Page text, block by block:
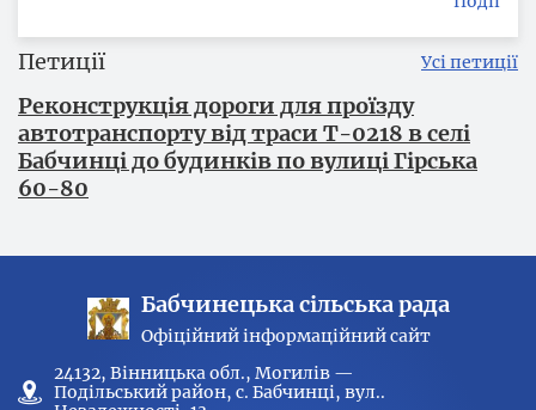
Петиції Усі петиції
Реконструкція дороги для проїзду
автотранспорту від траси Т-0218 в селі
Бабчинці до будинків по вулиці Гірська
60-80
Бабчинецька сільська рада
Офіційний інформаційний сайт
24132, Вінницька обл., Могилів —
Подільський район, с. Бабчинці, вул..